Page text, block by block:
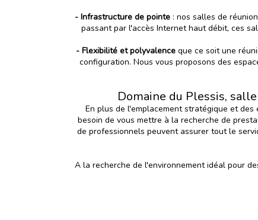
- Infrastructure de pointe: nos salles de
passant par l'accès Internet haut débit, ces
- Flexibilité et polyvalenceque ce soit une
configuration. Nous vous proposons des
Domaine du Plessis,
En plus de l'emplacement stratégique et des
besoin de vous mettre à la recherche de
de professionnels peuvent assurer tout le
A la recherche de l'environnement idéal pour